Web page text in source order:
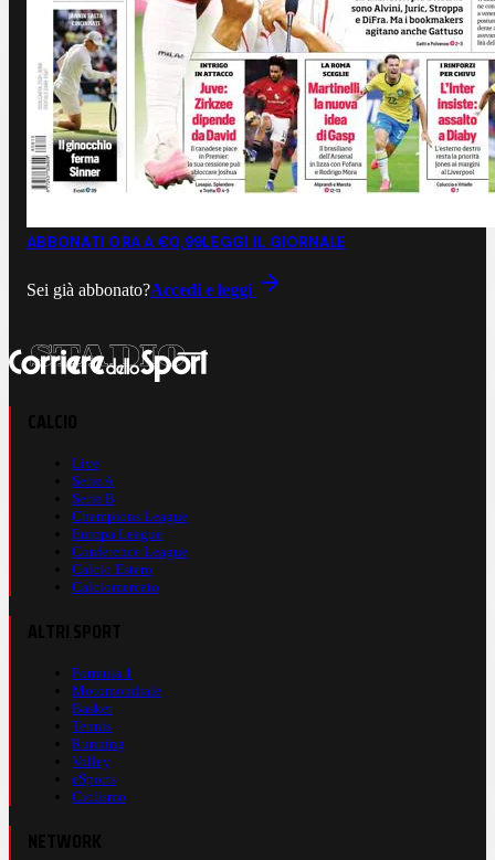
ABBONATI ORA A €0,99LEGGI IL GIORNALE
Sei già abbonato?Accedi e leggi
Live
Serie A
Serie B
Champions League
Europa League
Conference League
Calcio Estero
Calciomercato
Formula 1
Motomondiale
Basket
Tennis
Running
Volley
eSports
Ciclismo